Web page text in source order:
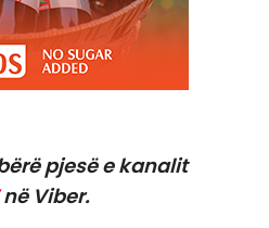
pjesë e kanalit
në Viber.